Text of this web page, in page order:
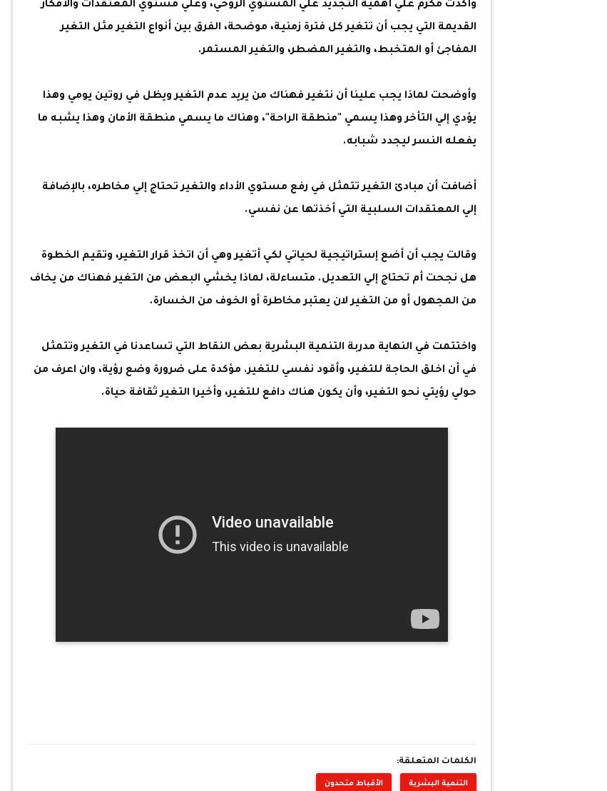
وأكدت مكرم علي أهمية التجديد علي المستوي الروحي، وعلي مستوي المعتقدات والأفكار
القديمة التي يجب أن تتغير كل فترة زمنية، موضحة، الفرق بين أنواع التغير مثل التغير
المفاجئ أو المتخبط، والتغير المضطر، والتغير المستمر.
وأوضحت لماذا يجب علينا أن نتغير فهناك من يريد عدم التغير ويظل في روتين يومي وهذا
يؤدي إلي التأخر وهذا يسمي "منطقة الراحة"، وهناك ما يسمي منطقة الأمان وهذا يشبه ما
يفعله النسر ليجدد شبابه.
أضافت أن مبادئ التغير تتمثل في رفع مستوي الأداء والتغير تحتاج إلي مخاطره، بالإضافة
إلي المعتقدات السلبية التي أخذتها عن نفسي.
وقالت يجب أن أضع إستراتيجية لحياتي لكي أتغير وهي أن اتخذ قرار التغير، وتقيم الخطوة
هل نجحت أم تحتاج إلي التعديل. متساءلة، لماذا يخشي البعض من التغير فهناك من يخاف
من المجهول أو من التغير لان يعتبر مخاطرة أو الخوف من الخسارة.
واختتمت في النهاية مدربة التنمية البشرية بعض النقاط التي تساعدنا في التغير وتتمثل
في أن اخلق الحاجة للتغير، وأقود نفسي للتغير. مؤكدة على ضرورة وضع رؤية، وان اعرف من
حولي رؤيتي نحو التغير، وأن يكون هناك دافع للتغير، وأخيرا التغير ثقافة حياة.
الكلمات المتعلقة:
التنمية البشرية الأقباط متحدون